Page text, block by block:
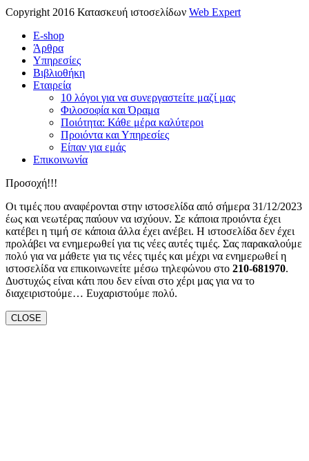
Copyright 2016 Κατασκευή ιστοσελίδων Web Expert
E-shop
Άρθρα
Υπηρεσίες
Βιβλιοθήκη
Εταιρεία
10 λόγοι για να συνεργαστείτε μαζί μας
Φιλοσοφία και Όραμα
Ποιότητα: Κάθε μέρα καλύτεροι
Προιόντα και Υπηρεσίες
Είπαν για εμάς
Επικοινωνία
Προσοχή!!!
Οι τιμές που αναφέρονται στην ιστοσελίδα από σήμερα 31/12/2023
έως και νεωτέρας παύουν να ισχύουν. Σε κάποια προιόντα έχει
κατέβει η τιμή σε κάποια άλλα έχει ανέβει. Η ιστοσελίδα δεν έχει
προλάβει να ενημερωθεί για τις νέες αυτές τιμές. Σας παρακαλούμε
πολύ για να μάθετε για τις νέες τιμές και μέχρι να ενημερωθεί η
ιστοσελίδα να επικοινωνείτε μέσω τηλεφώνου στο 210-681970.
Δυστυχώς είναι κάτι που δεν είναι στο χέρι μας για να το
διαχειριστούμε… Ευχαριστούμε πολύ.
CLOSE